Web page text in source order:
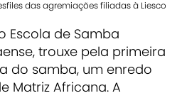
das agremiações filiadas à Liesco
Escola de Samba
trouxe pela primeira
do samba, um enredo
Matriz Africana. A